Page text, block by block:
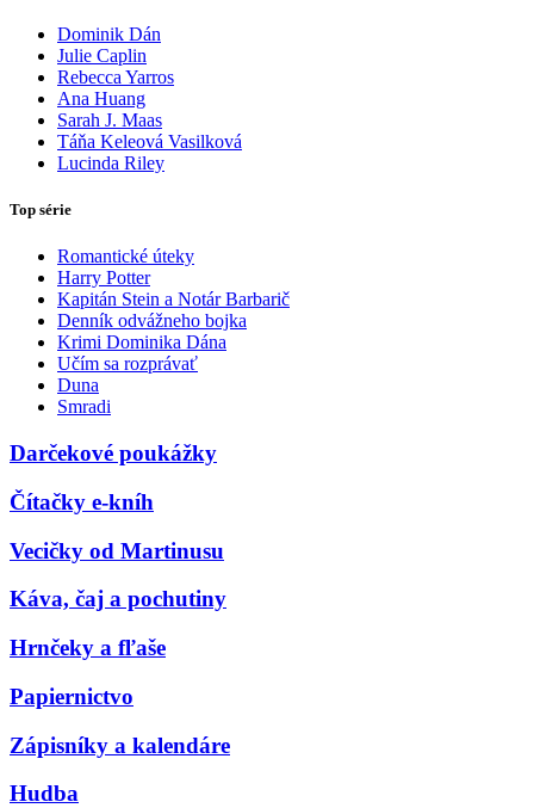
Dominik Dán
Julie Caplin
Rebecca Yarros
Ana Huang
Sarah J. Maas
Táňa Keleová Vasilková
Lucinda Riley
Top série
Romantické úteky
Harry Potter
Kapitán Stein a Notár Barbarič
Denník odvážneho bojka
Krimi Dominika Dána
Učím sa rozprávať
Duna
Smradi
Darčekové poukážky
Čítačky e-kníh
Vecičky od Martinusu
Káva, čaj a pochutiny
Hrnčeky a fľaše
Papiernictvo
Zápisníky a kalendáre
Hudba